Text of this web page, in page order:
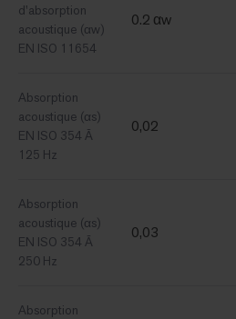
d'absorption
acoustique (αw)
EN ISO 11654
0.2 αw
Absorption
acoustique (αs)
EN ISO 354 Ã
125 Hz
0,02
Absorption
acoustique (αs)
EN ISO 354 Ã
250 Hz
0,03
Absorption